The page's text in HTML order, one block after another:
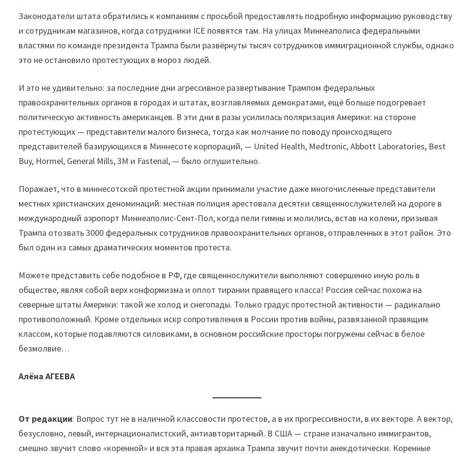
Законодатели штата обратились к компаниям с просьбой предоставлять подробную информацию руководству
и сотрудникам магазинов, когда сотрудники ICE появятся там. На улицах Миннеаполиса федеральными
властями по команде президента Трампа были развёрнуты тысяч сотрудников иммиграционной службы, однако
это не остановило протестующих в мороз людей.
И это не удивительно: за последние дни агрессивное развертывание Трампом федеральных
правоохранительных органов в городах и штатах, возглавляемых демократами, ещё больше подогревает
политическую активность американцев. В эти дни в разы усилилась поляризация Америки: на стороне
протестующих — представители малого бизнеса, тогда как молчание по поводу происходящего
представителей базирующихся в Миннесоте корпораций, — United Health, Medtronic, Abbott Laboratories, Best
Buy, Hormel, General Mills, 3M и Fastenal, — было оглушительно.
Поражает, что в миннесотской протестной акции принимали участие даже многочисленные представители
местных христианских деноминаций: местная полиция арестовала десятки священнослужителей на дороге в
международный аэропорт Миннеаполис-Сент-Пол, когда пели гимны и молились, встав на колени, призывая
Трампа отозвать 3000 федеральных сотрудников правоохранительных органов, отправленных в этот район. Это
был один из самых драматических моментов протеста.
Можете представить себе подобное в РФ, где священнослужители выполняют совершенно иную роль в
обществе, являя собой верх конформизма и оплот тирании правящего класса! Россия сейчас похожа на
северные штаты Америки: такой же холод и снегопады. Только градус протестной активности — радикально
противоположный. Кроме отдельных искр сопротивления в России против войны, развязанной правящим
классом, которые подавляются силовиками, в основном российские просторы погружены сейчас в белое
безмолвие…
Алёна АГЕЕВА
От редакции: Вопрос тут не в наличной классовости протестов, а в их прогрессивности, в их векторе. А вектор,
безусловно, левый, интернационалистский, антиавторитарный. В США — стране изначально иммигрантов,
смешно звучит слово «коренной» и вся эта правая архаика Трампа звучит почти анекдотически. Коренные